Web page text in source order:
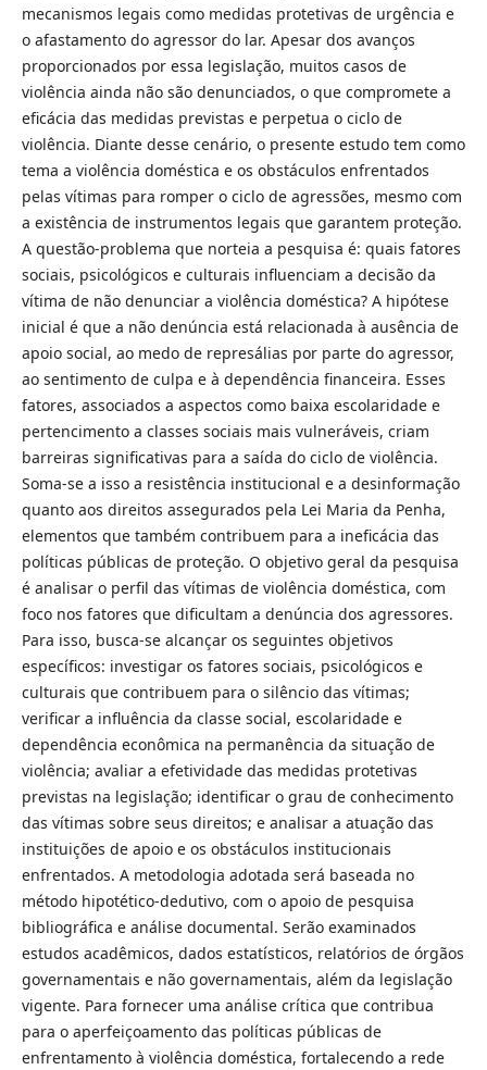
mecanismos legais como medidas protetivas de urgência e
o afastamento do agressor do lar. Apesar dos avanços
proporcionados por essa legislação, muitos casos de
violência ainda não são denunciados, o que compromete a
eficácia das medidas previstas e perpetua o ciclo de
violência. Diante desse cenário, o presente estudo tem como
tema a violência doméstica e os obstáculos enfrentados
pelas vítimas para romper o ciclo de agressões, mesmo com
a existência de instrumentos legais que garantem proteção.
A questão-problema que norteia a pesquisa é: quais fatores
sociais, psicológicos e culturais influenciam a decisão da
vítima de não denunciar a violência doméstica? A hipótese
inicial é que a não denúncia está relacionada à ausência de
apoio social, ao medo de represálias por parte do agressor,
ao sentimento de culpa e à dependência financeira. Esses
fatores, associados a aspectos como baixa escolaridade e
pertencimento a classes sociais mais vulneráveis, criam
barreiras significativas para a saída do ciclo de violência.
Soma-se a isso a resistência institucional e a desinformação
quanto aos direitos assegurados pela Lei Maria da Penha,
elementos que também contribuem para a ineficácia das
políticas públicas de proteção. O objetivo geral da pesquisa
é analisar o perfil das vítimas de violência doméstica, com
foco nos fatores que dificultam a denúncia dos agressores.
Para isso, busca-se alcançar os seguintes objetivos
específicos: investigar os fatores sociais, psicológicos e
culturais que contribuem para o silêncio das vítimas;
verificar a influência da classe social, escolaridade e
dependência econômica na permanência da situação de
violência; avaliar a efetividade das medidas protetivas
previstas na legislação; identificar o grau de conhecimento
das vítimas sobre seus direitos; e analisar a atuação das
instituições de apoio e os obstáculos institucionais
enfrentados. A metodologia adotada será baseada no
método hipotético-dedutivo, com o apoio de pesquisa
bibliográfica e análise documental. Serão examinados
estudos acadêmicos, dados estatísticos, relatórios de órgãos
governamentais e não governamentais, além da legislação
vigente. Para fornecer uma análise crítica que contribua
para o aperfeiçoamento das políticas públicas de
enfrentamento à violência doméstica, fortalecendo a rede